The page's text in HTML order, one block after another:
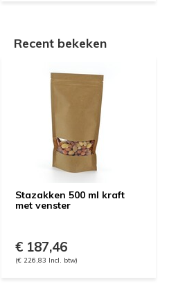
Recent bekeken
Stazakken 500 ml kraft
met venster
€ 187,46
(€ 226,83 Incl. btw)